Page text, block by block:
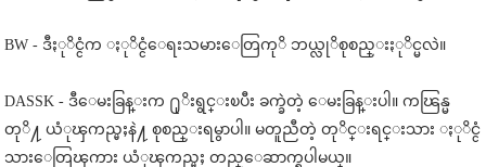
BW - ဒီႏုိင္ငံက ႏုိင္ငံေရးသမားေတြကုိ ဘယ္လုိစုစည္းႏုိင္မလဲ။
DASSK - ဒီေမးခြန္းက ႐ုိးရွင္းၿပီး ခက္ခဲတဲ့ ေမးခြန္းပါ။ ကၽြန္မ
တုိ႔ ယံုၾကည္မႈနဲ႔ စုစည္းရမွာပါ။ မတူညီတဲ့ တုိင္းရင္းသား ႏုိင္ငံ
သားေတြၾကား ယံုၾကည္မႈ တည္ေဆာက္ရပါမယ္။